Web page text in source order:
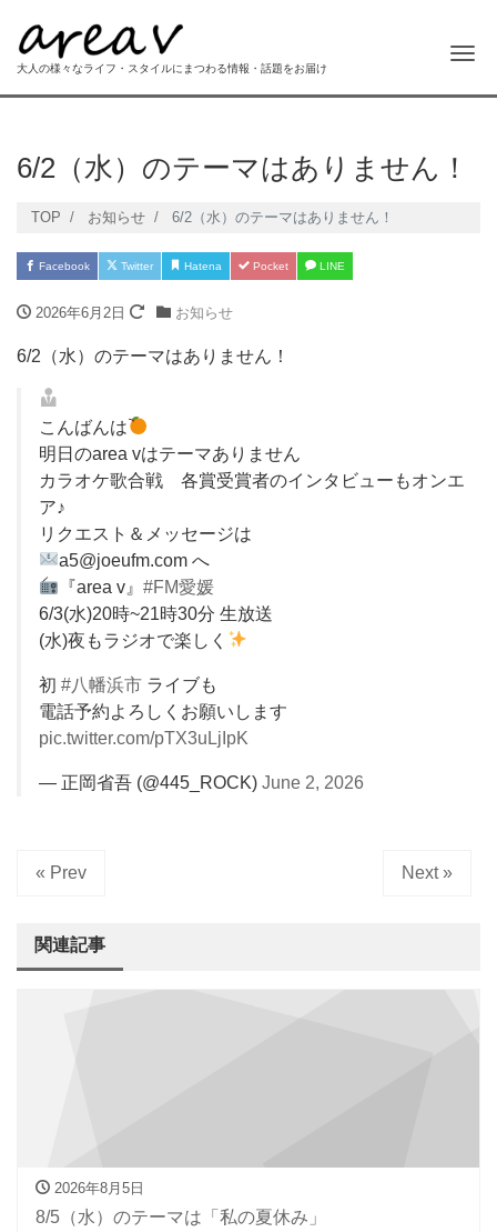
大人の様々なライフ・スタイルにまつわる情報・話題をお届け
6/2（水）のテーマはありません！
TOP お知らせ 6/2（水）のテーマはありません！
Facebook Twitter Hatena Pocket LINE
2026年6月2日 お知らせ
6/2（水）のテーマはありません！
こんばんは
明日のarea vはテーマありません
カラオケ歌合戦 各賞受賞者のインタビューもオンエ
ア♪
リクエスト＆メッセージは
a5@joeufm.com へ
『area v』#FM愛媛
6/3(水)20時~21時30分 生放送
(水)夜もラジオで楽しく
初 #八幡浜市 ライブも
電話予約よろしくお願いします
pic.twitter.com/pTX3uLjIpK
— 正岡省吾 (@445_ROCK) June 2, 2026
« Prev Next »
関連記事
2026年8月5日
8/5（水）のテーマは「私の夏休み」